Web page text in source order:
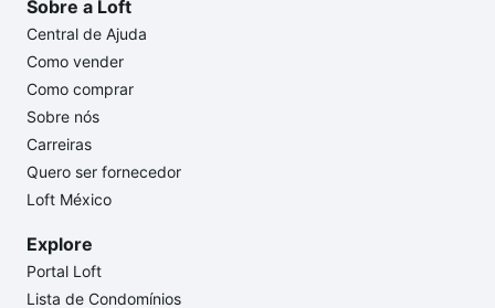
Sobre a Loft
Central de Ajuda
Como vender
Como comprar
Sobre nós
Carreiras
Quero ser fornecedor
Loft México
Explore
Portal Loft
Lista de Condomínios